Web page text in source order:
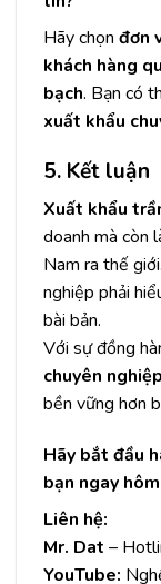
Hãy chọn đơn
khách hàng
bạch. Bạn có
xuất khẩu
5. Kết luận
Xuất khẩu
doanh mà còn
Nam ra thế
nghiệp phải
bài bản.
Với sự đồng
chuyên nghiệp
bền vững hơn
Hãy bắt đầu
bạn ngay
Liên hệ:
Mr. Dat –
YouTube: